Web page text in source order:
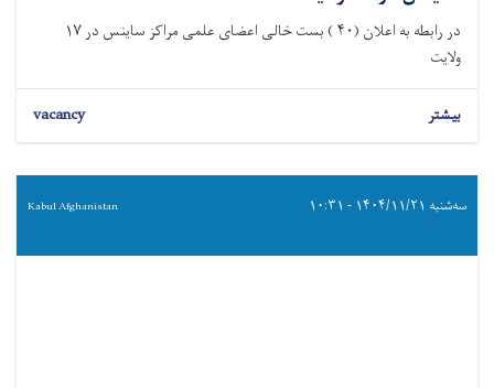
در رابطه به اعلان (۴۰ ) بست خالی اعضای علمی مراکز ساینس در ۱۷
ولایت
بیشتر vacancy
سه‌شنبه ۱۴۰۴/۱۱/۲۱ - ۱۰:۳۱ Kabul Afghanistan